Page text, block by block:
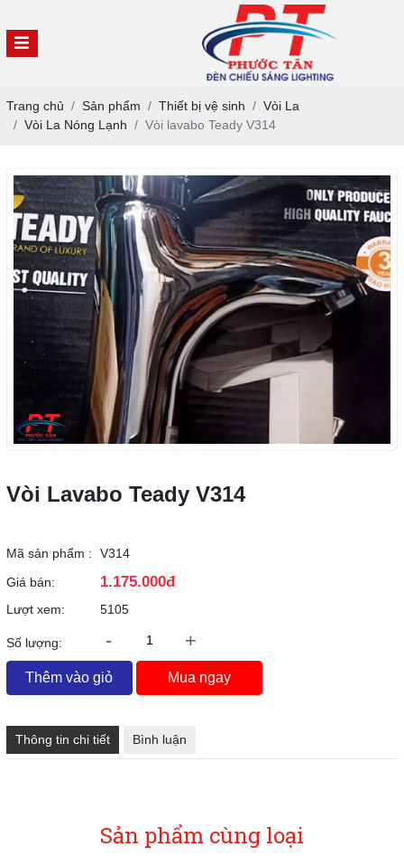
Trang chủ Sản phẩm Thiết bị vệ sinh
Vòi La
Vòi La Nóng Lạnh
Vòi lavabo Teady V314
Vòi Lavabo Teady V314
Mã sản phẩm :
V314
Giá bán:
1.175.000đ
Lượt xem: 5105
Số lượng: - +
Thêm vào giỏ Mua ngay
Thông tin chi tiết Bình luận
Sản phẩm cùng loại